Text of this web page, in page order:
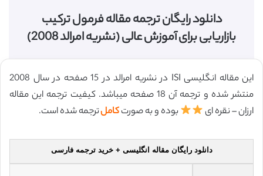
دانلود رایگان ترجمه مقاله فرمول ترکیب
بازاریابی برای آموزش عالی (نشریه امرالد 2008)
این مقاله انگلیسی ISI در نشریه امرالد در 15 صفحه در سال 2008
منتشر شده و ترجمه آن 18 صفحه میباشد. کیفیت ترجمه این مقاله
ارزان – نقره ای
بوده و به صورتکاملترجمه شده است.
دانلود رایگان مقاله انگلیسی + خرید ترجمه فارسی